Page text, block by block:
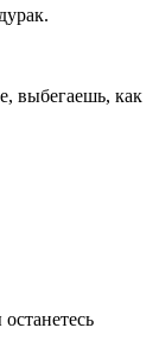
выбегаешь, как